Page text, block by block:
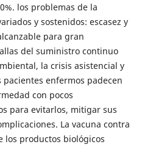
los problemas de la
y sostenidos: escasez y
para gran
del suministro continuo
la crisis asistencial y
enfermos padecen
con pocos
para evitarlos, mitigar sus
La vacuna contra
los productos biológicos